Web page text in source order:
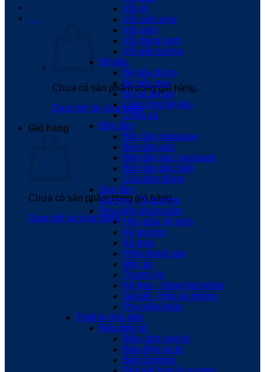
Chưa có sản phẩm trong giỏ hàng.
Quay trở lại cửa hàng
Giỏ hàng
Chưa có sản phẩm trong giỏ hàng.
Quay trở lại cửa hàng
Vòi xịt
Vòi cảm ứng
Vòi lạnh
Vòi nóng lạnh
Vòi gắn tường
Bệ tiểu
Bệ tiểu đứng
Bệ tiểu treo
Bộ xả ấn tay
Cảm ứng bệ tiểu
Chậu xả
Bồn tắm
Bồn tắm massage
Bồn tắm góc
Bồn tắm góc massage
Bồn tắm đặc biệt
Cửa tắm đứng
Sen tắm
Gương - Tủ gương
Phụ kiện phòng tắm
Hộp giấy vệ sinh
Kệ gương
Kệ Inox
Phễu thoát sàn
Móc áo
Thanh vịn
Kệ treo - Vòng treo khăn
Giá để - Hộp xà phòng
Phụ kiện khác
Thiết bị nhà bếp
Bếp điện từ
Bếp cảm ứng từ
Bếp điện và từ
Bếp Domino